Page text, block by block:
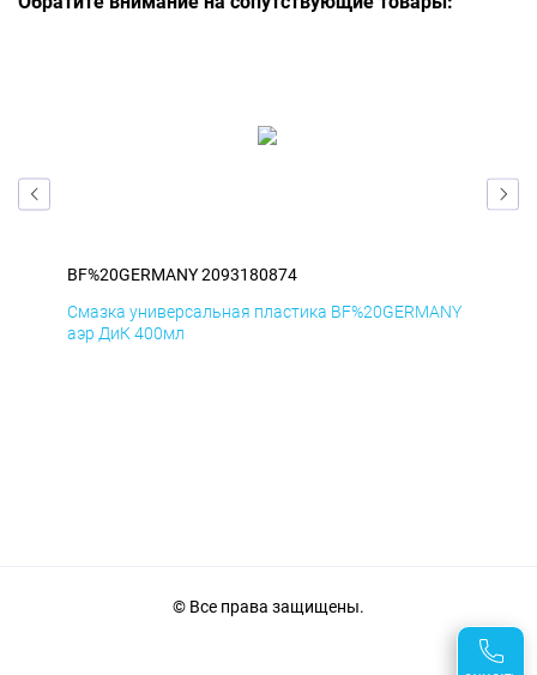
BF%20GERMANY 2093180874
Смазка универсальная пластика BF%20GERMANY
аэр ДиК 400мл
© Все права защищены.